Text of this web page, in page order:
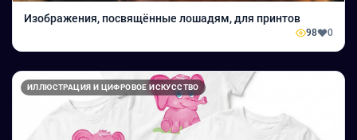
Изображения, посвящённые лошадям, для принтов
98 0
ИЛЛЮСТРАЦИЯ И ЦИФРОВОЕ ИСКУССТВО